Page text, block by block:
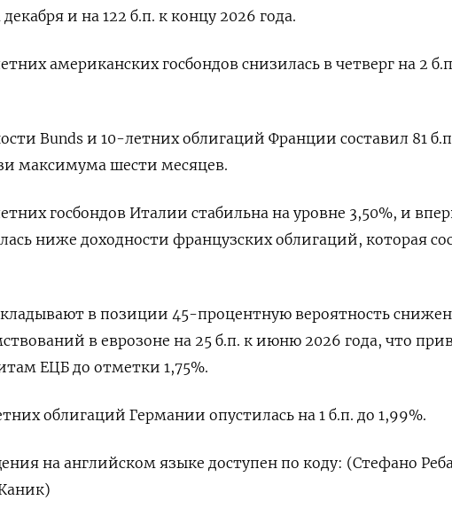
и на 122 б.п. к концу 2026 года.
американских госбондов снизилась в четверг на 2
Bunds и 10-летних облигаций Франции составил 81
максимума шести месяцев.
госбондов Италии стабильна на уровне 3,50%, и
ниже доходности французских облигаций, которая
в позиции 45-процентную вероятность
в еврозоне на 25 б.п. к июню 2026 года, что
ЕЦБ до отметки 1,75%.
облигаций Германии опустилась на 1 б.п. до 1,99%.
на английском языке доступен по коду: (Стефано